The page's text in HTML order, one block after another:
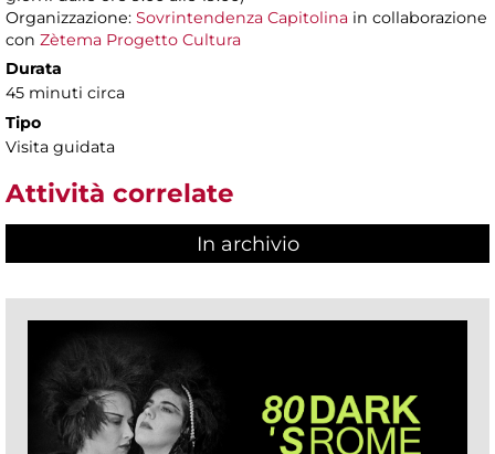
Organizzazione: Sovrintendenza Capitolina in collaborazione
con Zètema Progetto Cultura
Durata
45 minuti circa
Tipo
Visita guidata
Attività correlate
In archivio